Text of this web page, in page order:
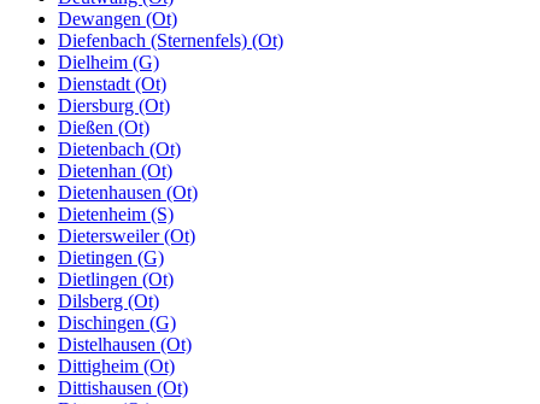
Dewangen (Ot)
Diefenbach (Sternenfels) (Ot)
Dielheim (G)
Dienstadt (Ot)
Diersburg (Ot)
Dießen (Ot)
Dietenbach (Ot)
Dietenhan (Ot)
Dietenhausen (Ot)
Dietenheim (S)
Dietersweiler (Ot)
Dietingen (G)
Dietlingen (Ot)
Dilsberg (Ot)
Dischingen (G)
Distelhausen (Ot)
Dittigheim (Ot)
Dittishausen (Ot)